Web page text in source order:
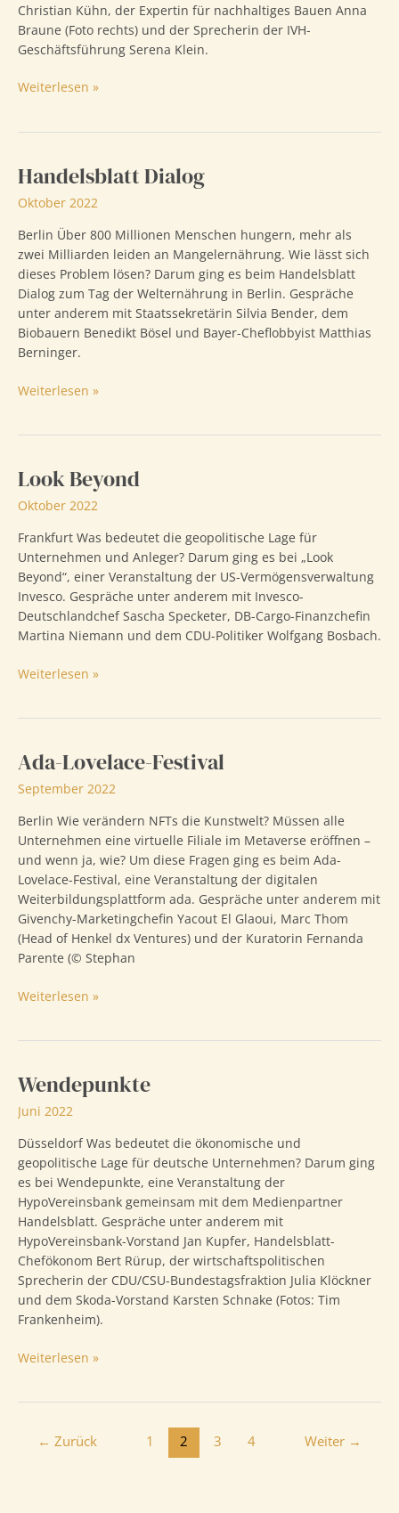
Christian Kühn, der Expertin für nachhaltiges Bauen Anna
Braune (Foto rechts) und der Sprecherin der IVH-
Geschäftsführung Serena Klein.
Parlamentarischer
Weiterlesen »
Handelsblatt Dialog
Oktober 2022
Berlin Über 800 Millionen Menschen hungern, mehr als
zwei Milliarden leiden an Mangelernährung. Wie lässt sich
dieses Problem lösen? Darum ging es beim Handelsblatt
Dialog zum Tag der Welternährung in Berlin. Gespräche
unter anderem mit Staatssekretärin Silvia Bender, dem
Biobauern Benedikt Bösel und Bayer-Cheflobbyist Matthias
Berninger.
Handelsblatt
Weiterlesen »
Look Beyond
Oktober 2022
Frankfurt Was bedeutet die geopolitische Lage für
Unternehmen und Anleger? Darum ging es bei „Look
Beyond“, einer Veranstaltung der US-Vermögensverwaltung
Invesco. Gespräche unter anderem mit Invesco-
Deutschlandchef Sascha Specketer, DB-Cargo-Finanzchefin
Martina Niemann und dem CDU-Politiker Wolfgang Bosbach.
Look
Weiterlesen »
Ada-Lovelace-Festival
September 2022
Berlin Wie verändern NFTs die Kunstwelt? Müssen alle
Unternehmen eine virtuelle Filiale im Metaverse eröffnen –
und wenn ja, wie? Um diese Fragen ging es beim Ada-
Lovelace-Festival, eine Veranstaltung der digitalen
Weiterbildungsplattform ada. Gespräche unter anderem mit
Givenchy-Marketingchefin Yacout El Glaoui, Marc Thom
(Head of Henkel dx Ventures) und der Kuratorin Fernanda
Parente (© Stephan
Ada-
Weiterlesen »
Wendepunkte
Juni 2022
Düsseldorf Was bedeutet die ökonomische und
geopolitische Lage für deutsche Unternehmen? Darum ging
es bei Wendepunkte, eine Veranstaltung der
HypoVereinsbank gemeinsam mit dem Medienpartner
Handelsblatt. Gespräche unter anderem mit
HypoVereinsbank-Vorstand Jan Kupfer, Handelsblatt-
Chefökonom Bert Rürup, der wirtschaftspolitischen
Sprecherin der CDU/CSU-Bundestagsfraktion Julia Klöckner
und dem Skoda-Vorstand Karsten Schnake (Fotos: Tim
Frankenheim).
Wendepunkte
Weiterlesen »
Seitennummerierung
← Zurück 1 2 3 4 Weiter →